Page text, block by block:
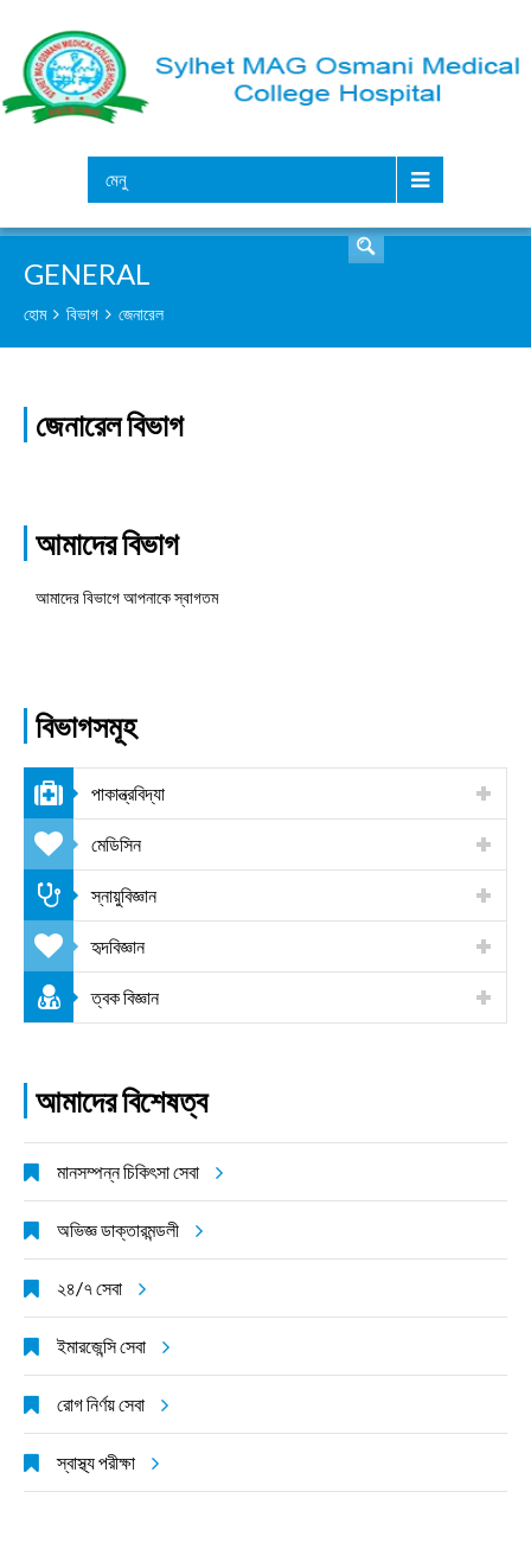
মেনু
GENERAL
হোম বিভাগ জেনারেল
জেনারেল বিভাগ
আমাদের বিভাগ
আমাদের বিভাগে আপনাকে স্বাগতম
বিভাগসমূহ
পাকান্ত্রবিদ্যা
মেডিসিন
স্নায়ুবিজ্ঞান
হৃদবিজ্ঞান
ত্বক বিজ্ঞান
আমাদের বিশেষত্ব
মানসম্পন্ন চিকিৎসা সেবা
অভিজ্ঞ ডাক্তারমন্ডলী
২৪/৭ সেবা
ইমারজেন্সি সেবা
রোগ নির্ণয় সেবা
স্বাস্থ্য পরীক্ষা